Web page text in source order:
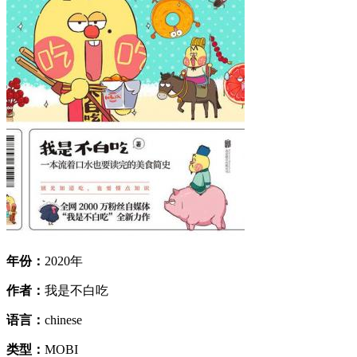
年份： 2020年
作者： 我是不白吃
语言： chinese
类型： MOBI